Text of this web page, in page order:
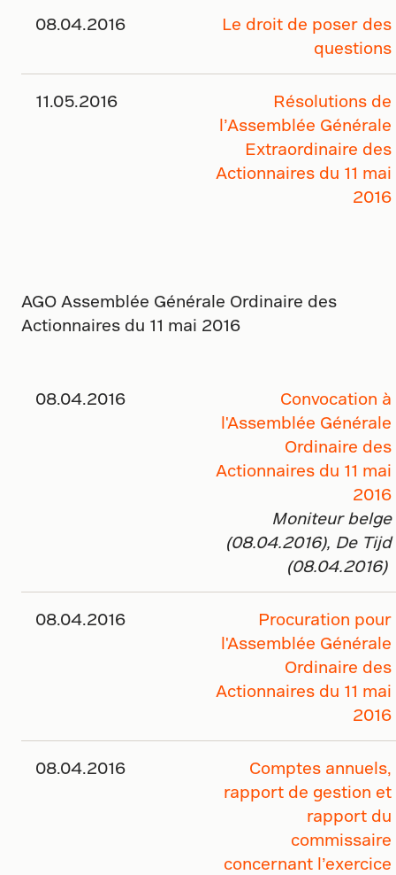
08.04.2016
Le droit de poser des
questions
11.05.2016
Résolutions de
l’Assemblée Générale
Extraordinaire des
Actionnaires du 11 mai
2016
AGO Assemblée Générale Ordinaire des
Actionnaires du 11 mai 2016
08.04.2016
Convocation à
l'Assemblée Générale
Ordinaire des
Actionnaires du 11 mai
2016
Moniteur belge
(08.04.2016), De Tijd
(08.04.2016)
08.04.2016
Procuration pour
l'Assemblée Générale
Ordinaire des
Actionnaires du 11 mai
2016
08.04.2016
Comptes annuels,
rapport de gestion et
rapport du
commissaire
concernant l’exercice